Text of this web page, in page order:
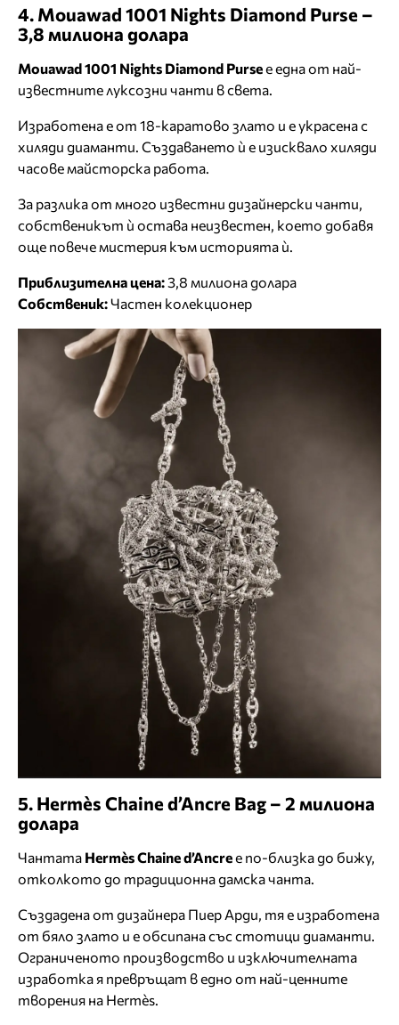
4. Mouawad 1001 Nights Diamond Purse –
3,8 милиона долара
Mouawad 1001 Nights Diamond Purseе една от най-
известните луксозни чанти в света.
Изработена е от 18-каратово злато и е украсена с
хиляди диаманти. Създаването ѝ е изисквало хиляди
часове майсторска работа.
За разлика от много известни дизайнерски чанти,
собственикът ѝ остава неизвестен, което добавя
още повече мистерия към историята ѝ.
Приблизителна цена:3,8 милиона долара
Собственик:Частен колекционер
5. Hermès Chaine d’Ancre Bag – 2 милиона
долара
Чантата Hermès Chaine d’Ancreе по-близка до бижу,
отколкото до традиционна дамска чанта.
Създадена от дизайнера Пиер Арди, тя е изработена
от бяло злато и е обсипана със стотици диаманти.
Ограниченото производство и изключителната
изработка я превръщат в едно от най-ценните
творения на Hermès.